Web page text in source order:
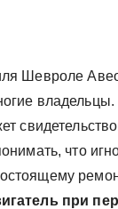
Шевроле
владельцы.
что
при